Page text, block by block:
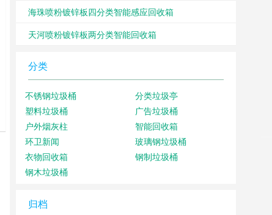
海珠喷粉镀锌板四分类智能感应回收箱
天河喷粉镀锌板两分类智能回收箱
分类
不锈钢垃圾桶
分类垃圾亭
塑料垃圾桶
广告垃圾桶
户外烟灰柱
智能回收箱
环卫新闻
玻璃钢垃圾桶
衣物回收箱
钢制垃圾桶
钢木垃圾桶
归档